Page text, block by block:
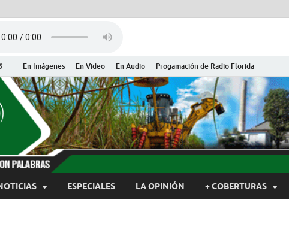
En Imágenes En Video En Audio Progamación de Radio Florida
Radio Florida de Cuba
Noticias y Actualidades de Florida, Camagüey, Cuba
ESPECIALES LA OPINIÓN + COBERTURAS